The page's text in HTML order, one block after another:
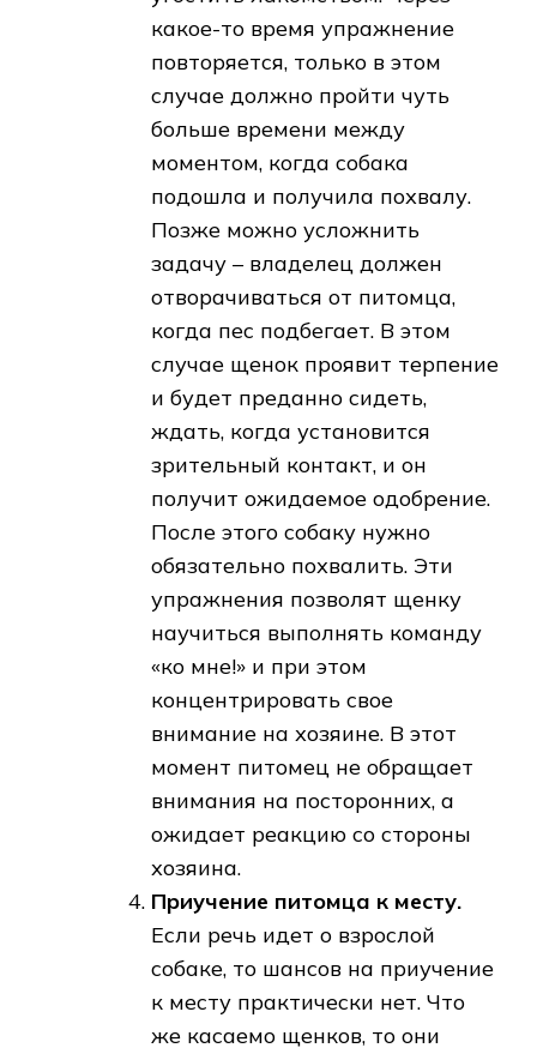
какое-то время упражнение
повторяется, только в этом
случае должно пройти чуть
больше времени между
моментом, когда собака
подошла и получила похвалу.
Позже можно усложнить
задачу – владелец должен
отворачиваться от питомца,
когда пес подбегает. В этом
случае щенок проявит терпение
и будет преданно сидеть,
ждать, когда установится
зрительный контакт, и он
получит ожидаемое одобрение.
После этого собаку нужно
обязательно похвалить. Эти
упражнения позволят щенку
научиться выполнять команду
«ко мне!» и при этом
концентрировать свое
внимание на хозяине. В этот
момент питомец не обращает
внимания на посторонних, а
ожидает реакцию со стороны
хозяина.
Приучение питомца к месту.
Если речь идет о взрослой
собаке, то шансов на приучение
к месту практически нет. Что
же касаемо щенков, то они